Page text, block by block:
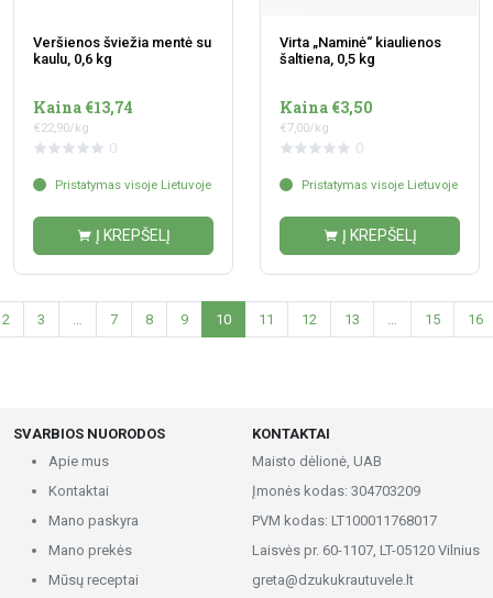
Veršienos šviežia mentė su
kaulu, 0,6 kg
Kaina €13,74
€22,90/kg
0
Pristatymas visoje Lietuvoje
Į KREPŠELĮ
Virta „Naminė“ kiaulienos
šaltiena, 0,5 kg
Kaina €3,50
€7,00/kg
0
Pristatymas visoje Lietuvoje
Į KREPŠELĮ
2 3 … 7 8 9 10 11 12 13 … 15 16
SVARBIOS NUORODOS
Apie mus
Kontaktai
Mano paskyra
Mano prekės
Mūsų receptai
KONTAKTAI
Maisto dėlionė, UAB
Įmonės kodas: 304703209
PVM kodas: LT100011768017
Laisvės pr. 60-1107, LT-05120 Vilnius
greta@dzukukrautuvele.lt